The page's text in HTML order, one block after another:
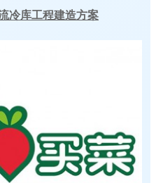
冷库工程建造方案